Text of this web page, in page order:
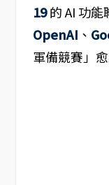
19的 AI 功能
OpenAI 、
軍備競賽」